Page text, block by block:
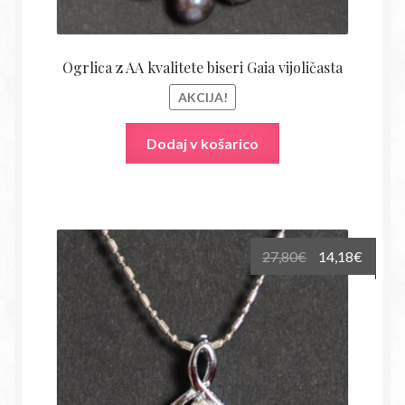
Ogrlica z AA kvalitete biseri Gaia vijoličasta
AKCIJA!
Dodaj v košarico
27,80€
Izvirna
cena
14,18€
cena